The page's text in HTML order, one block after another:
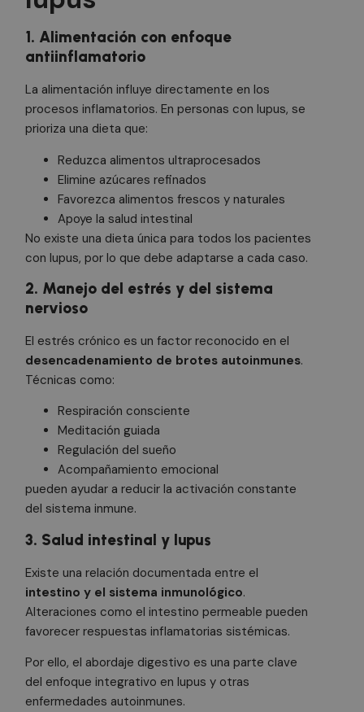
1. Alimentación con enfoque
antiinflamatorio
La alimentación influye directamente en los
procesos inflamatorios. En personas con lupus, se
prioriza una dieta que:
Reduzca alimentos ultraprocesados
Elimine azúcares refinados
Favorezca alimentos frescos y naturales
Apoye la salud intestinal
No existe una dieta única para todos los pacientes
con lupus, por lo que debe adaptarse a cada caso.
2. Manejo del estrés y del sistema
nervioso
El estrés crónico es un factor reconocido en el
desencadenamiento de brotes autoinmunes.
Técnicas como:
Respiración consciente
Meditación guiada
Regulación del sueño
Acompañamiento emocional
pueden ayudar a reducir la activación constante
del sistema inmune.
3. Salud intestinal y lupus
Existe una relación documentada entre el
intestino y el sistema inmunológico.
Alteraciones como el intestino permeable pueden
favorecer respuestas inflamatorias sistémicas.
Por ello, el abordaje digestivo es una parte clave
del enfoque integrativo en lupus y otras
enfermedades autoinmunes.